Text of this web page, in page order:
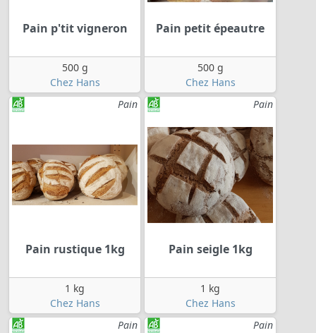
Pain p'tit vigneron
500 g
Chez Hans
Pain petit épeautre
500 g
Chez Hans
Pain
Pain rustique 1kg
1 kg
Chez Hans
Pain
Pain seigle 1kg
1 kg
Chez Hans
Pain
Pain